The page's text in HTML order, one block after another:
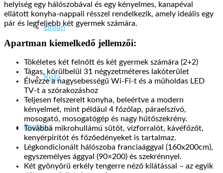
Limun
Ruža
Foglalás
helyiség egy hálószobával és egy kényelmes, kanapéval
ellátott konyha-nappali résszel rendelkezik, amely ideális egy
pár és legfeljebb két gyermek számára.
Apartman kiemelkedő jellemzői:
Tökéletes két felnőtt és két gyermek számára (2+2)
Tágas, körülbelül 31 négyzetméteres lakóterület
Élvezze a nagysebességű Wi-Fi-t és a műholdas LED
TV-t a szórakozáshoz
Teljesen felszerelt konyha, beleértve a modern
kényelmet, mint például 4 főzőlap, páraelszívó,
mosogató, mosogatógép és nagy hűtőszekrény.
Továbbá mikrohullámú sütőt, vízforralót, kávéfőzőt,
kenyérpirítót és főzőedényeket is tartalmaz.
Légkondicionált hálószoba franciaággyal (160x200cm),
egyszemélyes ággyal (90×200) és szekrénnyel.
Két gyönyörű erkély tengerre néző kilátással – az egyik